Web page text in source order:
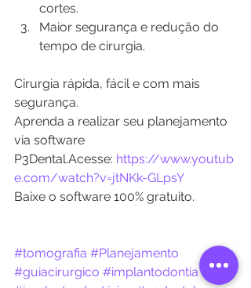
cortes.
Maior segurança e redução do
tempo de cirurgia.
Cirurgia rápida, fácil e com mais
segurança.
Aprenda a realizar seu planejamento
via software
P3Dental.Acesse: https://www.youtub
e.com/watch?v=jtNKk-GLpsY
Baixe o software 100% gratuito.
#tomografia #Planejamento
#guiacirurgico #implantodontia